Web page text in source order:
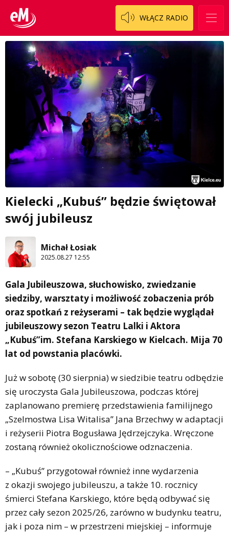
WŁĄCZ RADIO
Kielecki „Kubuś” będzie świętował
swój jubileusz
Michał Łosiak
2025.08.27 12:55
Gala Jubileuszowa, słuchowisko, zwiedzanie
siedziby, warsztaty i możliwość zobaczenia prób
oraz spotkań z reżyserami – tak będzie wyglądał
jubileuszowy sezon Teatru Lalki i Aktora
„Kubuś”im. Stefana Karskiego w Kielcach. Mija 70
lat od powstania placówki.
Już w sobotę (30 sierpnia) w siedzibie teatru odbędzie
się uroczysta Gala Jubileuszowa, podczas której
zaplanowano premierę przedstawienia familijnego
„Szelmostwa Lisa Witalisa” Jana Brzechwy w adaptacji
i reżyserii Piotra Bogusława Jędrzejczyka. Wręczone
zostaną również okolicznościowe odznaczenia.
– „Kubuś” przygotował również inne wydarzenia
z okazji swojego jubileuszu, a także 10. rocznicy
śmierci Stefana Karskiego, które będą odbywać się
przez cały sezon 2025/26, zarówno w budynku teatru,
jak i poza nim – w przestrzeni miejskiej – informuje